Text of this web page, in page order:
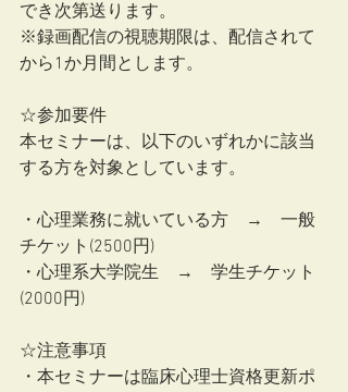
でき次第送ります。
※録画配信の視聴期限は、配信されて
から1か月間とします。
☆参加要件
本セミナーは、以下のいずれかに該当
する方を対象としています。
・心理業務に就いている方　→　一般
チケット(2500円)
・心理系大学院生　→　学生チケット
(2000円)
☆注意事項
・本セミナーは臨床心理士資格更新ポ